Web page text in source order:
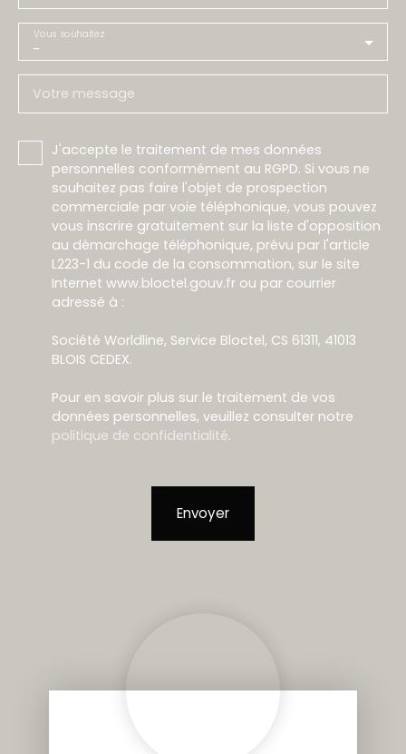
-
Vous souhaitez
Votre message
J'accepte le traitement de mes données
personnelles conformément au RGPD. Si vous ne
souhaitez pas faire l'objet de prospection
commerciale par voie téléphonique, vous pouvez
vous inscrire gratuitement sur la liste d'opposition
au démarchage téléphonique, prévu par l'article
L223-1 du code de la consommation, sur le site
Internet www.bloctel.gouv.fr ou par courrier
adressé à :
Société Worldline, Service Bloctel, CS 61311, 41013
BLOIS CEDEX.
Pour en savoir plus sur le traitement de vos
données personnelles, veuillez consulter notre
politique de confidentialité.
Envoyer